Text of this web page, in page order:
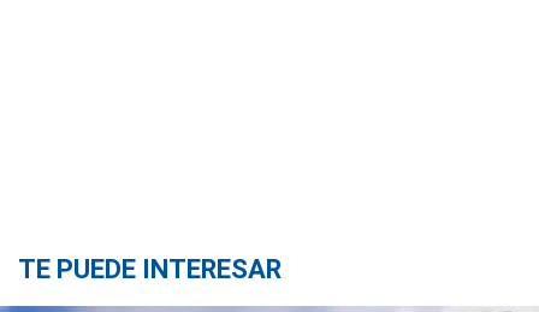
TE PUEDE INTERESAR